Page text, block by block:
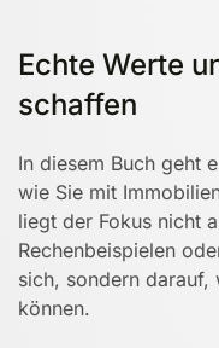
Echte Werte
schaffen
In diesem Buch geht
wie Sie mit
liegt der Fokus nicht
Rechenbeispielen
sich, sondern darauf,
können.